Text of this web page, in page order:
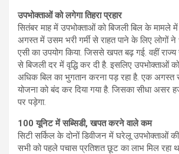
उपभोक्ताओं को लगेगा तिहरा प्रहार
सितंबर माह में उपभोक्ताओं को बिजली बिल के मामले में
अगस्त में उसम भरी गर्मी से राहत पाने के लिए
एसी का उपयोग किया. जिससे खपत बढ़ गई. वहीं
से बिजली दर में वृद्धि कर दी है. इसलिए उपभोक्ताओं
अधिक बिल का भुगतान करना पड़ रहा है. एक अगस्त
योजना को बंद कर दिया गया है. जिसका सीधा असर
पर पड़ेगा.
100 यूनिट में सब्सिडी, खपत करने वाले कम
सिटी सर्किल के दोनों डिवीजन में घरेलू उपभोक्ताओं
सभी को पहले पचास प्रतिशत छूट का लाभ मिल रहा